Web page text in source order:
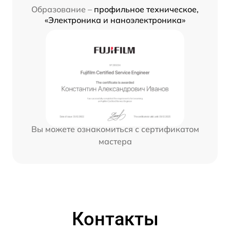
Образование – профильное техническое,
«Электроника и наноэлектроника»
Вы можете ознакомиться с сертификатом
мастера
Контакты